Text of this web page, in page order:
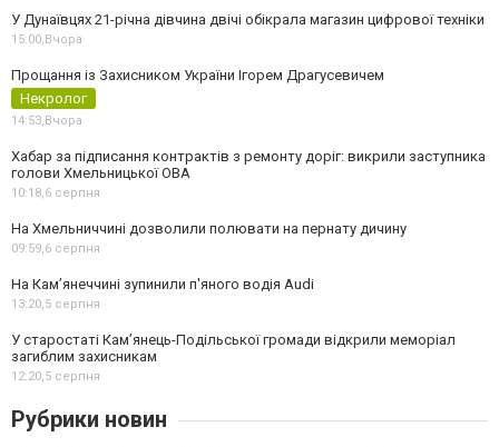
У Дунаївцях 21-річна дівчина двічі обікрала магазин цифрової техніки
15:00, Вчора
Прощання із Захисником України Ігорем Драгусевичем
Некролог
14:53, Вчора
Хабар за підписання контрактів з ремонту доріг: викрили заступника
голови Хмельницької ОВА
10:18, 6 серпня
На Хмельниччині дозволили полювати на пернату дичину
09:59, 6 серпня
На Камʼянеччині зупинили п'яного водія Audi
13:20, 5 серпня
У старостаті Кам’янець-Подільської громади відкрили меморіал
загиблим захисникам
12:20, 5 серпня
Рубрики новин